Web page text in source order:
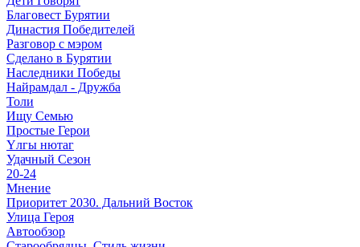
Благовест Бурятии
Династия Победителей
Разговор с мэром
Сделано в Бурятии
Наследники Победы
Найрамдал - Дружба
Толи
Ищу Cемью
Простые Герои
Үлгы нютаг
Удачный Сезон
20-24
Мнение
Приоритет 2030. Дальний Восток
Улица Героя
Автообзор